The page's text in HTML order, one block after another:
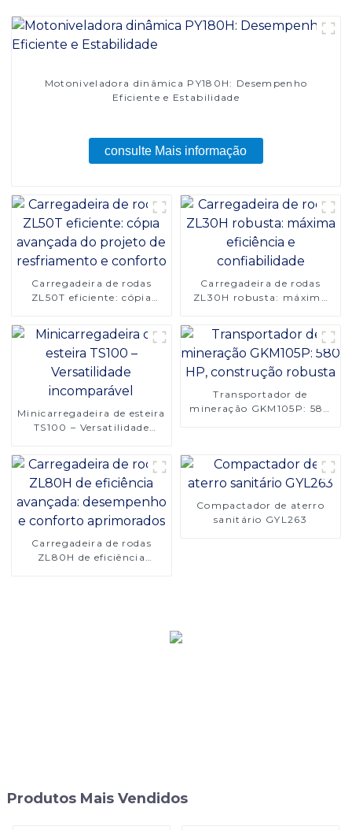
Motoniveladora dinâmica PY180H: Desempenho
Eficiente e Estabilidade
consulte Mais informação
Carregadeira de rodas
ZL50T eficiente: cópia
Carregadeira de rodas
ZL30H robusta: máxima
Minicarregadeira de esteira
TS100 – Versatilidade
Transportador de
mineração GKM105P: 580
Carregadeira de rodas
ZL80H de eficiência
Compactador de aterro
sanitário GYL263
Produtos Mais Vendidos